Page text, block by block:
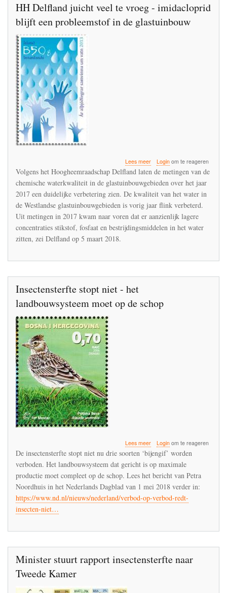
HH Delfland juicht veel te vroeg - imidacloprid
blijft een probleemstof in de glastuinbouw
Lees meerover
HH
juicht
veel
te
vroeg
-
imidacloprid
Loginom te reageren
Volgens het Hoogheemraadschap Delfland laten de metingen van de
chemische waterkwaliteit in de glastuinbouwgebieden over het jaar
2017 een duidelijke verbetering zien. De kwaliteit van het water in
de Westlandse glastuinbouwgebieden is vorig jaar flink verbeterd.
Uit metingen in 2017 kwam naar voren dat er aanzienlijk lagere
concentraties stikstof, fosfaat en bestrijdingsmiddelen in het water
zitten, zei Delfland op 5 maart 2018.
Insectensterfte stopt niet - het
landbouwsysteem moet op de schop
Lees meerover
Insectensterfte
stopt
niet
het
moet
Loginom te reageren
De insectensterfte stopt niet nu drie soorten ‘bijengif’ worden
verboden. Het landbouwsysteem dat gericht is op maximale
productie moet compleet op de schop. Lees het bericht van Petra
Noordhuis in het Nederlands Dagblad van 1 mei 2018 verder in:
https://www.nd.nl/nieuws/nederland/verbod-op-verbod-redt-
insecten-niet…
Minister stuurt rapport insectensterfte naar
Tweede Kamer